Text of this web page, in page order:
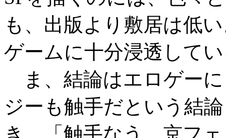
も、出版より敷居は低
ゲームに十分浸透して
ま、結論はエロゲー
ジーも触手だという結